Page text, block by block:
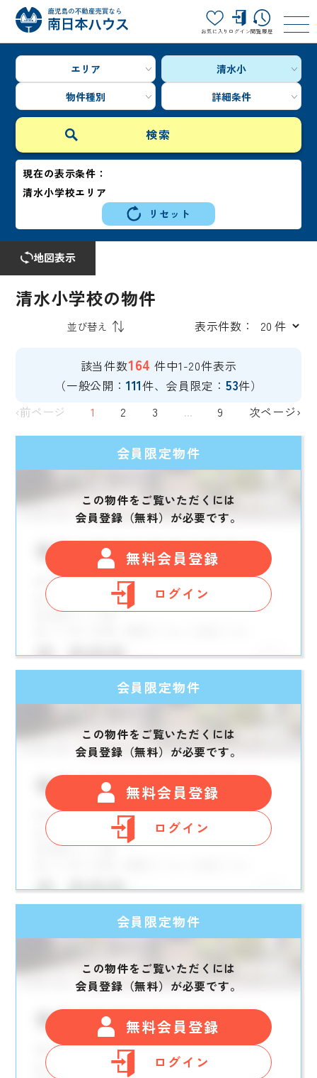
お気に入り ログイン閲覧履歴
エリア
清水小
物件種別
詳細条件
現在の表示条件：
清水小学校エリア
リセット
地図表示
清水小学校の物件
表示件数：
該当件数164 件中1-20件表示
（一般公開： 111件、会員限定： 53件）
‹前ページ
1 2 3 ... 9 次ページ›
会員限定物件
この物件をご覧いただくには
会員登録（無料）が必要です。
無料会員登録
ログイン
会員限定物件
この物件をご覧いただくには
会員登録（無料）が必要です。
無料会員登録
ログイン
会員限定物件
この物件をご覧いただくには
会員登録（無料）が必要です。
無料会員登録
ログイン